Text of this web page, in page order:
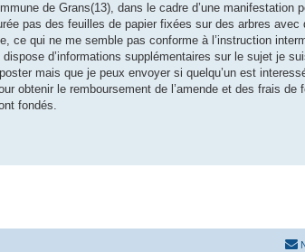
de Grans(13), dans le cadre d’une manifestation
pas des feuilles de papier fixées sur des arbres avec
ce qui ne me semble pas conforme à l’instruction
d’informations supplémentaires sur le sujet je
mais que je peux envoyer si quelqu’un est
obtenir le remboursement de l’amende et des frais de
fondés.